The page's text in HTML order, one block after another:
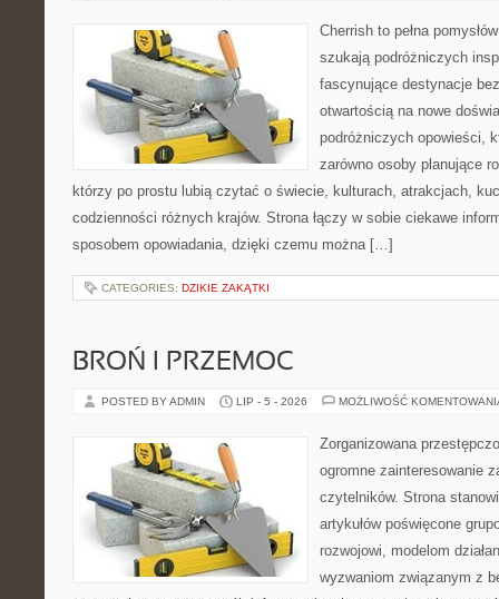
Cherrish to pełna
szukają podróżniczych
fascynujące destynacje
otwartością na nowe
podróżniczych opowieści,
zarówno osoby planujące
którzy po prostu lubią czytać o świecie, kulturach, atrakcjach,
codzienności różnych krajów. Strona łączy w sobie ciekawe
sposobem opowiadania, dzięki czemu można […]
CATEGORIES: DZIKIE ZAKĄTKI
BROŃ I PRZEMOC
POSTED BY ADMIN LIP - 5 - 2026 MOŻLIWOŚĆ
Zorganizowana
ogromne zainteresowanie
czytelników. Strona
artykułów poświęcone
rozwojowi, modelom
wyzwaniom związanym z